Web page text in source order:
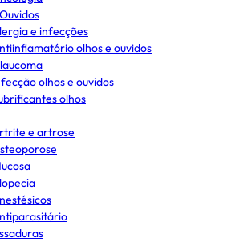
e infecções
olhos e ouvidos
olhos e ouvidos
olhos
e artrose